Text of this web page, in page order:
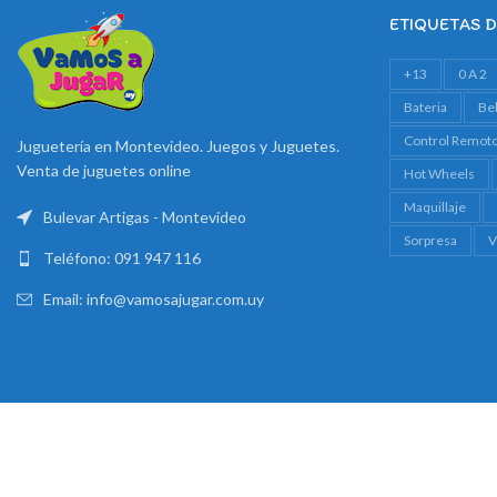
Juguetería en Montevideo. Juegos y Juguetes.
Venta de juguetes online
Bulevar Artigas - Montevideo
Teléfono: 091 947 116
Email: info@vamosajugar.com.uy
ETIQUETAS
+13
0 A 2
Bateria
Control
Hot Wheels
Maquillaje
Sorpresa